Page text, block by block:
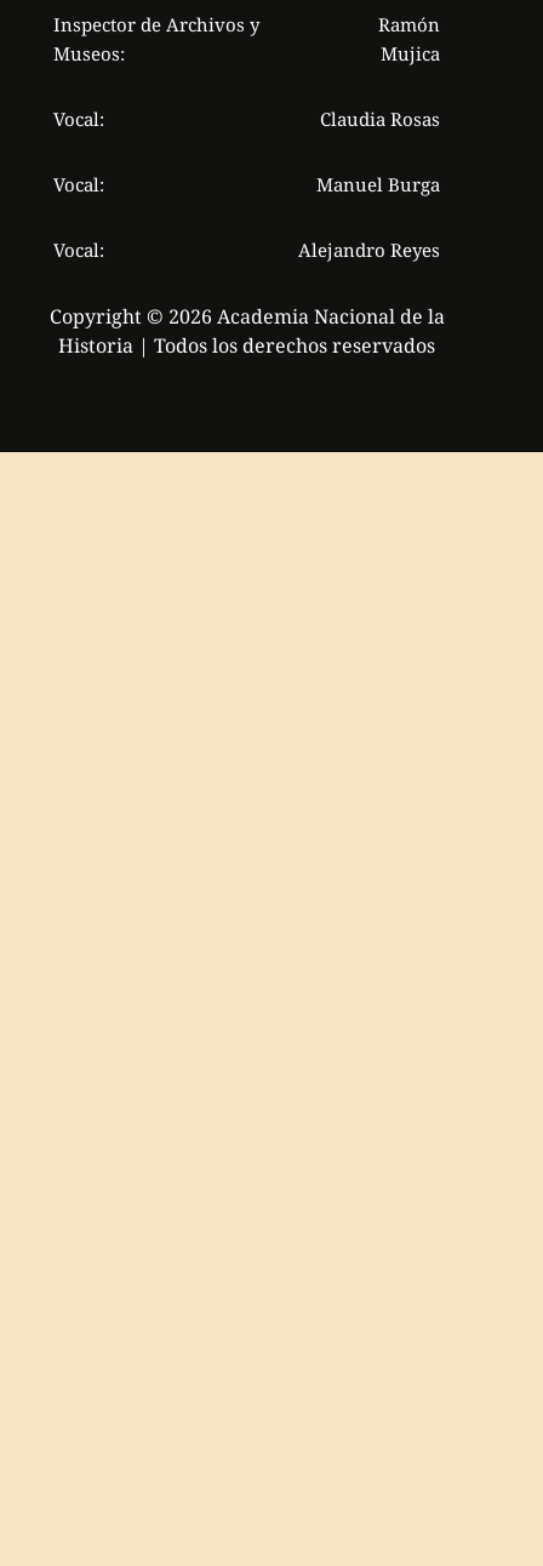
Inspector de Archivos y
Museos:
Ramón
Mujica
Vocal: Claudia Rosas
Vocal: Manuel Burga
Vocal: Alejandro Reyes
Copyright © 2026 Academia Nacional de la
Historia | Todos los derechos reservados